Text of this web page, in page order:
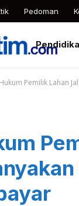
Pedoman
Pemilik Lahan